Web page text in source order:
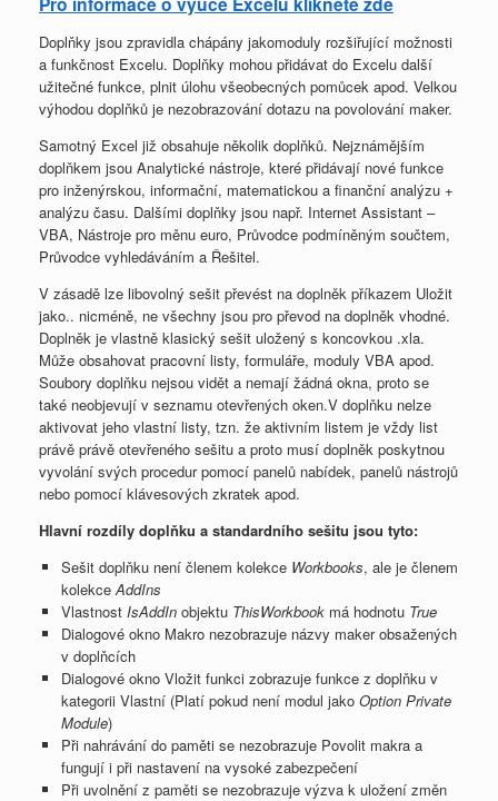
Doplňky jsou zpravidla chápány jakomoduly rozšiřující možnosti
a funkčnost Excelu. Doplňky mohou přidávat do Excelu další
užitečné funkce, plnit úlohu všeobecných pomůcek apod. Velkou
výhodou doplňků je nezobrazování dotazu na povolování maker.
Samotný Excel již obsahuje několik doplňků. Nejznámějším
doplňkem jsou Analytické nástroje, které přidávají nové funkce
pro inženýrskou, informační, matematickou a finanční analýzu +
analýzu času. Dalšími doplňky jsou např. Internet Assistant –
VBA, Nástroje pro měnu euro, Průvodce podmíněným součtem,
Průvodce vyhledáváním a Řešitel.
V zásadě lze libovolný sešit převést na doplněk příkazem Uložit
jako.. nicméně, ne všechny jsou pro převod na doplněk vhodné.
Doplněk je vlastně klasický sešit uložený s koncovkou .xla.
Může obsahovat pracovní listy, formuláře, moduly VBA apod.
Soubory doplňku nejsou vidět a nemají žádná okna, proto se
také neobjevují v seznamu otevřených oken.V doplňku nelze
aktivovat jeho vlastní listy, tzn. že aktivním listem je vždy list
právě právě otevřeného sešitu a proto musí doplněk poskytnou
vyvolání svých procedur pomocí panelů nabídek, panelů nástrojů
nebo pomocí klávesových zkratek apod.
Hlavní rozdíly doplňku a standardního sešitu jsou tyto:
Sešit doplňku není členem kolekce Workbooks, ale je členem
kolekceAddIns
Vlastnost IsAddInobjektu ThisWorkbookmá hodnotu True
Dialogové okno Makro nezobrazuje názvy maker obsažených
v doplňcích
Dialogové okno Vložit funkci zobrazuje funkce z doplňku v
kategorii Vlastní (Platí pokud není modul jako Option Private
Module)
Při nahrávání do paměti se nezobrazuje Povolit makra a
fungují i při nastavení na vysoké zabezpečení
Při uvolnění z paměti se nezobrazuje výzva k uložení změn